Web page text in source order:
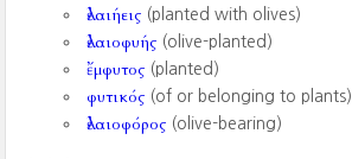
ἐλαιήεις (planted with olives)
ἐλαιοφυής (olive-planted)
ἔμφυτος (planted)
φυτικός (of or belonging to plants)
ἐλαιοφόρος (olive-bearing)